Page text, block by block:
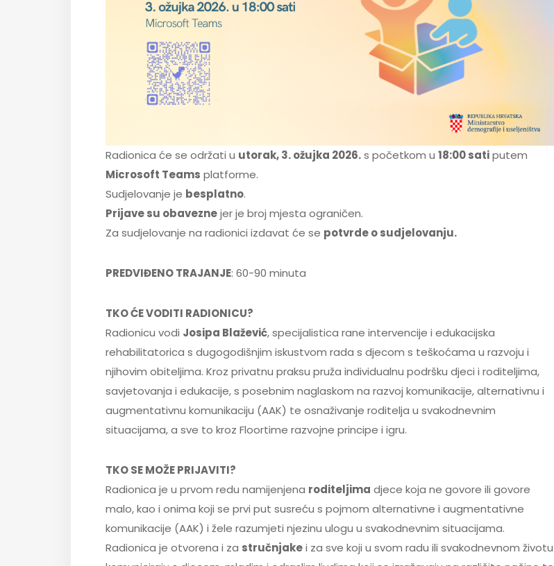
Radionica će se održati u utorak, 3. ožujka 2026.s početkom u 18:00 satiputem
Microsoft Teams platforme.
Sudjelovanje je besplatno.
Prijave su obaveznejer je broj mjesta ograničen.
Za sudjelovanje na radionici izdavat će se potvrde o sudjelovanju.
PREDVIĐENO TRAJANJE: 60-90 minuta
TKO ĆE VODITI RADIONICU?
Radionicu vodi Josipa Blažević, specijalistica rane intervencije i edukacijska
rehabilitatorica s dugogodišnjim iskustvom rada s djecom s teškoćama u razvoju i
njihovim obiteljima. Kroz privatnu praksu pruža individualnu podršku djeci i roditeljima,
savjetovanja i edukacije, s posebnim naglaskom na razvoj komunikacije, alternativnu i
augmentativnu komunikaciju (AAK) te osnaživanje roditelja u svakodnevnim
situacijama, a sve to kroz Floortime razvojne principe i igru.
TKO SE MOŽE PRIJAVITI?
Radionica je u prvom redu namijenjena roditeljima djece koja ne govore ili govore
malo, kao i onima koji se prvi put susreću s pojmom alternativne i augmentativne
komunikacije (AAK) i žele razumjeti njezinu ulogu u svakodnevnim situacijama.
Radionica je otvorena i za stručnjakei za sve koji u svom radu ili svakodnevnom životu